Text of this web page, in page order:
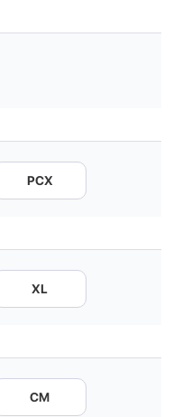
PCX
XL
CM